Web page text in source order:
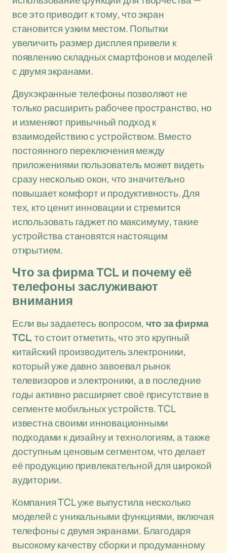
все это приводит к тому, что экран
становится узким местом. Попытки
увеличить размер дисплея привели к
появлению складных смартфонов и моделей
с двумя экранами.
Двухэкранные телефоны позволяют не
только расширить рабочее пространство, но
и изменяют привычный подход к
взаимодействию с устройством. Вместо
постоянного переключения между
приложениями пользователь может видеть
сразу несколько окон, что значительно
повышает комфорт и продуктивность. Для
тех, кто ценит инновации и стремится
использовать гаджет по максимуму, такие
устройства становятся настоящим
открытием.
Что за фирма TCL и почему её
телефоны заслуживают
внимания
Если вы задаетесь вопросом, что за фирма
TCL, то стоит отметить, что это крупный
китайский производитель электроники,
который уже давно завоевал рынок
телевизоров и электроники, а в последние
годы активно расширяет своё присутствие в
сегменте мобильных устройств. TCL
известна своими инновационными
подходами к дизайну и технологиям, а также
доступным ценовым сегментом, что делает
её продукцию привлекательной для широкой
аудитории.
Компания TCL уже выпустила несколько
моделей с уникальными функциями, включая
телефоны с двумя экранами. Благодаря
высокому качеству сборки и продуманному